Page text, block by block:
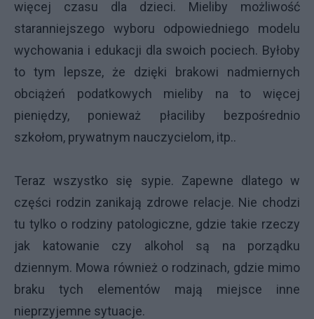
więcej czasu dla dzieci. Mieliby możliwość
staranniejszego wyboru odpowiedniego modelu
wychowania i edukacji dla swoich pociech. Byłoby
to tym lepsze, że dzięki brakowi nadmiernych
obciążeń podatkowych mieliby na to więcej
pieniędzy, ponieważ płaciliby bezpośrednio
szkołom, prywatnym nauczycielom, itp..
Teraz wszystko się sypie. Zapewne dlatego w
części rodzin zanikają zdrowe relacje. Nie chodzi
tu tylko o rodziny patologiczne, gdzie takie rzeczy
jak katowanie czy alkohol są na porządku
dziennym. Mowa również o rodzinach, gdzie mimo
braku tych elementów mają miejsce inne
nieprzyjemne sytuacje.